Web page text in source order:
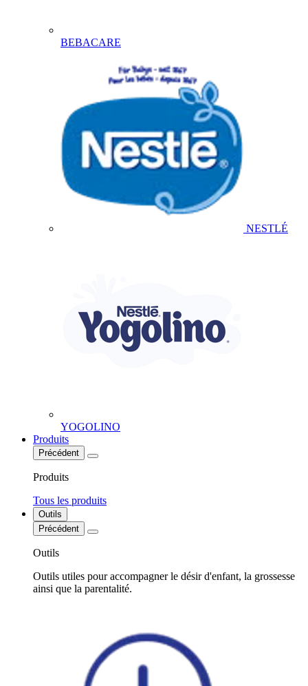
BEBACARE
NESTLÉ
YOGOLINO
Produits
Précédent
Produits
Tous les produits
Outils
Précédent
Outils
Outils utiles pour accompagner le désir d'enfant, la grossesse
ainsi que la parentalité.